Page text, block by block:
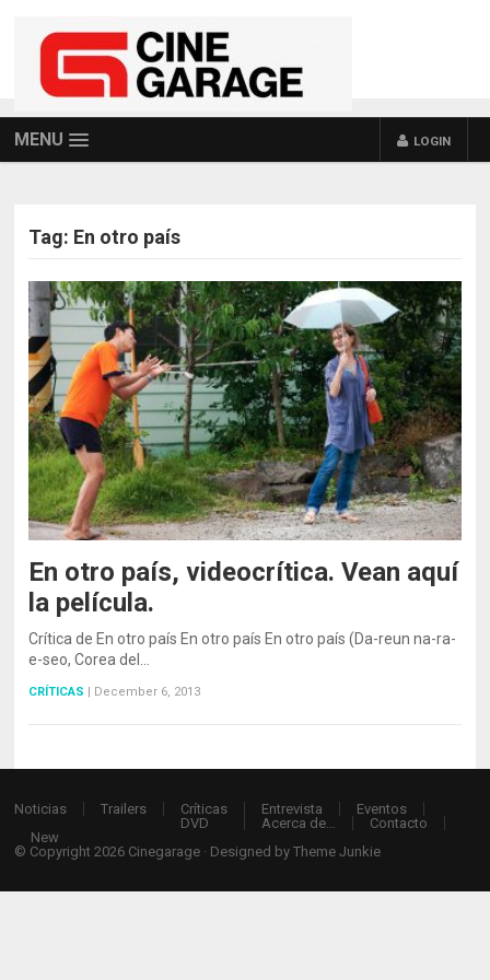
MENU LOGIN
Tag: En otro país
En otro país, videocrítica. Vean aquí
la película.
Crítica de En otro país En otro país En otro país (Da-reun na-ra-
e-seo, Corea del…
CRÍTICAS December 6, 2013
Noticias Trailers
Críticas
DVD
Entrevista
Eventos
Acerca de…
Contacto
New
© Copyright 2026 Cinegarage · Designed byTheme Junkie